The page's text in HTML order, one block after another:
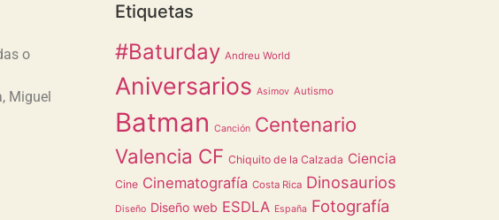
o
Miguel
Etiquetas
#Baturday Andreu World
Aniversarios Asimov Autismo
Batman Canción Centenario
Valencia CF Chiquito de la Calzada Ciencia
Cine Cinematografía Costa Rica Dinosaurios
Diseño Diseño web ESDLA España Fotografía